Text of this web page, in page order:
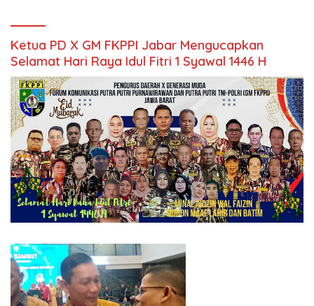
Ketua PD X GM FKPPI Jabar Mengucapkan
Selamat Hari Raya Idul Fitri 1 Syawal 1446 H